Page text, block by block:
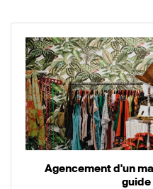
Agencement d'un